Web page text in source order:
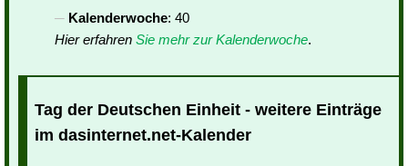
Kalenderwoche: 40
Hier erfahren Sie mehr zur Kalenderwoche.
Tag der Deutschen Einheit - weitere Einträge
im dasinternet.net-Kalender